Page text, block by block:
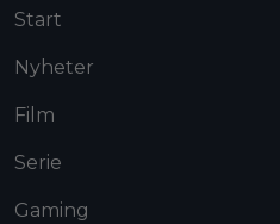
Start
Nyheter
Film
Serie
Gaming